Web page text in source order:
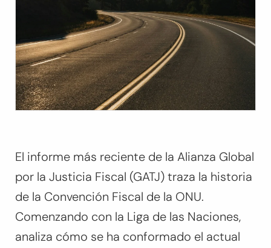
El informe más reciente de la Alianza Global
por la Justicia Fiscal (GATJ) traza la historia
de la Convención Fiscal de la ONU.
Comenzando con la Liga de las Naciones,
analiza cómo se ha conformado el actual